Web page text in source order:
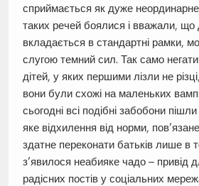
сприймається як дуже
таких речей боялися і вважали, що
вкладається в стандартні рамки,
слугою темний сил. Так само
дітей, у яких першими лізли не
вони були схожі на маленьких
сьогодні всі подібні забобони
яке відхилення від норми,
здатне переконати батьків лише в
з’явилося неабияке чадо – привід
радісних постів у соціальних